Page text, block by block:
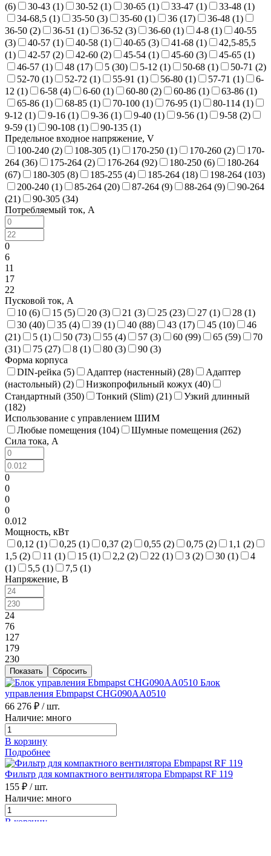
(6) 30-43 (1) 30-52 (1) 30-65 (1) 33-47 (1) 33-48 (1)
34-68,5 (1) 35-50 (3) 35-60 (1) 36 (17) 36-48 (1)
36-50 (2) 36-51 (1) 36-52 (3) 36-60 (1) 4-8 (1)
40-55
(3) 40-57 (1) 40-58 (1) 40-65 (3) 41-68 (1)
42,5-85,5
(1) 42-57 (2) 42-60 (2) 45-54 (1) 45-60 (3) 45-65 (1)
46-57 (1) 48 (17) 5 (30) 5-12 (1) 50-68 (1) 50-71 (2)
52-70 (1) 52-72 (1) 55-91 (1) 56-80 (1) 57-71 (1)
6-
12 (1) 6-58 (4) 6-60 (1) 60-80 (2) 60-86 (1) 63-86 (1)
65-86 (1) 68-85 (1) 70-100 (1) 76-95 (1) 80-114 (1)
9-12 (1) 9-16 (1) 9-36 (1) 9-40 (1) 9-56 (1) 9-58 (2)
9-59 (1) 90-108 (1) 90-135 (1)
Предельное входное напряжение, V
100-240 (2) 108-305 (1) 170-250 (1) 170-260 (2)
170-
264 (36) 175-264 (2) 176-264 (92) 180-250 (6)
180-264
(67) 180-305 (8) 185-255 (4) 185-264 (18) 198-264 (103)
200-240 (1) 85-264 (20) 87-264 (9) 88-264 (9)
90-264
(21) 90-305 (34)
Потребляемый ток, A
0
6
11
17
22
Пусковой ток, A
10 (6) 15 (5) 20 (3) 21 (3) 25 (23) 27 (1) 28 (1)
30 (40) 35 (4) 39 (1) 40 (88) 43 (17) 45 (10)
46
(21) 5 (1) 50 (73) 55 (4) 57 (3) 60 (99) 65 (59)
70
(31) 75 (27) 8 (1) 80 (3) 90 (3)
Форма корпуса
DIN-рейка (5) Адаптер (настенный) (28)
Адаптер
(настольный) (2) Низкопрофильный кожух (40)
Стандартный (350) Тонкий (Slim) (21)
Узкий длинный
(182)
Использование с управлением ШИМ
Любые помещения (104) Шумные помещения (262)
Сила тока, А
0
0
0
0
0.012
Мощность, кВт
0,12 (1) 0,25 (1) 0,37 (2) 0,55 (2) 0,75 (2) 1,1 (2)
1,5 (2) 11 (1) 15 (1) 2,2 (2) 22 (1) 3 (2) 30 (1)
4
(1) 5,5 (1) 7,5 (1)
Напряжение, В
24
76
127
179
230
Блок
управления Ebmpapst CHG090AA0510
66 276 ₽ / шт.
Наличие: много
В корзину
Подробнее
Фильтр для компактного вентилятора Ebmpapst RF 119
155 ₽ / шт.
Наличие: много
В корзину